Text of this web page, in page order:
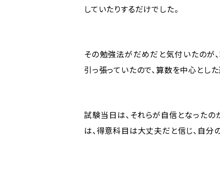
していたりするだけでした。
その勉強法がだめだと気付いたのが
引っ張っていたので、算数を中心とし
試験当日は、それらが自信となった
は、得意科目は大丈夫だと信じ、自分